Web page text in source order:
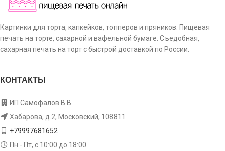
Картинки для торта, капкейков, топперов и пряников. Пищевая
печать на торте, сахарной и вафельной бумаге. Съедобная,
сахарная печать на торт с быстрой доставкой по России.
КОНТАКТЫ
ИП Самофалов В.В.
Хабарова, д.2, Московский, 108811
+79997681652
Пн - Пт, с 10:00 до 18:00